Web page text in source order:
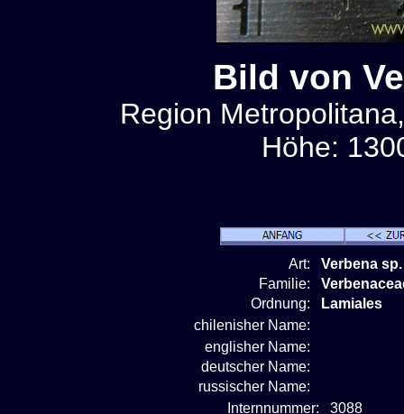
Bild von
Region
Höhe:
Art:
Verbena
Familie:
Ordnung:
Lamiales
chilenisher Name:
englisher Name:
deutscher Name:
russischer Name:
Internnummer:
3088